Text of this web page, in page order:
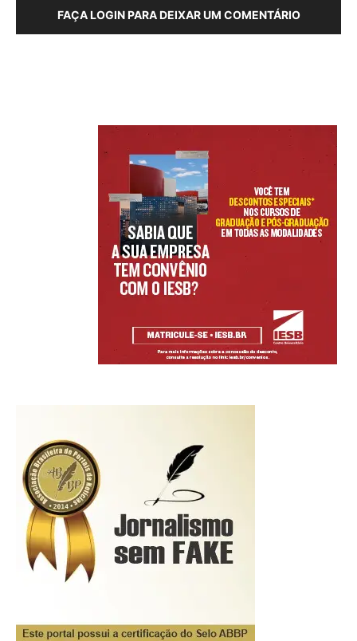
FAÇA LOGIN PARA DEIXAR UM COMENTÁRIO